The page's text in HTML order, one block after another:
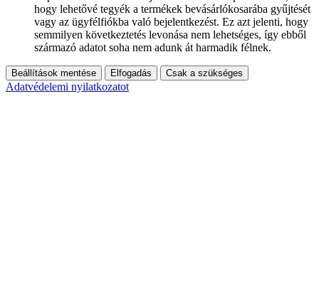
hogy lehetővé tegyék a termékek bevásárlókosarába gyűjtését
vagy az ügyfélfiókba való bejelentkezést. Ez azt jelenti, hogy
semmilyen következtetés levonása nem lehetséges, így ebből
származó adatot soha nem adunk át harmadik félnek.
Beállítások mentése Elfogadás Csak a szükséges
Adatvédelemi nyilatkozatot